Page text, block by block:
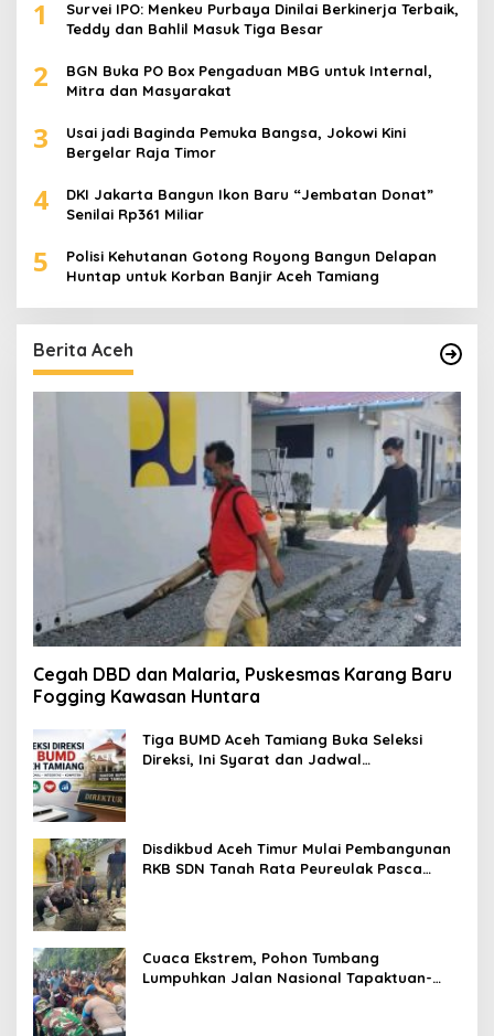
1
Survei IPO: Menkeu Purbaya Dinilai Berkinerja Terbaik,
Teddy dan Bahlil Masuk Tiga Besar
2
BGN Buka PO Box Pengaduan MBG untuk Internal,
Mitra dan Masyarakat
3
Usai jadi Baginda Pemuka Bangsa, Jokowi Kini
Bergelar Raja Timor
4
DKI Jakarta Bangun Ikon Baru “Jembatan Donat”
Senilai Rp361 Miliar
5
Polisi Kehutanan Gotong Royong Bangun Delapan
Huntap untuk Korban Banjir Aceh Tamiang
Berita Aceh
Cegah DBD dan Malaria, Puskesmas Karang Baru
Fogging Kawasan Huntara
Tiga BUMD Aceh Tamiang Buka Seleksi
Direksi, Ini Syarat dan Jadwal
Disdikbud Aceh Timur Mulai Pembangunan
RKB SDN Tanah Rata Peureulak Pasca
Cuaca Ekstrem, Pohon Tumbang
Lumpuhkan Jalan Nasional Tapaktuan-